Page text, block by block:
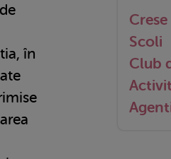
în
Crese
Scoli
Club